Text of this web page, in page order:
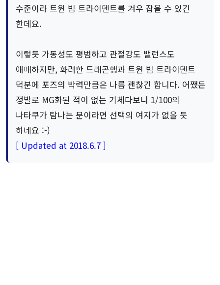
수준이라 트윈 빔 트라이덴트를 겨우 잡을 수 있긴
한데요.
이렇듯 가동성도 평범하고 관절강도 밸런스도
애매하지만, 화려한 드래곤행과 트윈 빔 트라이덴트
덕분에 포즈의 박력만큼은 나름 괜찮긴 합니다. 어쨌든
정발로 MG화된 적이 없는 기체다보니 1/100의
나타쿠가 탐나는 분이라면 선택의 여지가 없을 듯
하네요 :-)
[ Updated at 2018.6.7 ]